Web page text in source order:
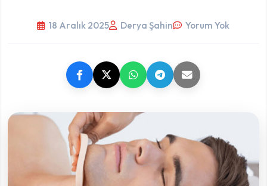
18 Aralık 2025 Derya Şahin Yorum Yok